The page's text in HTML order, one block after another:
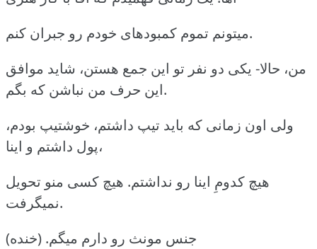
میتونم تموم کمبودهای خودم رو جبران کنم.
من، حالا- یکی دو نفر تو این جمع هستن، شاید موافق
این حرف من نباشن که بگم.
ولی اون زمانی که باید تیپ داشتم، خوشتیپ بودم،
پول داشتم و اینا،
هیچ کدومِ اینا رو نداشتم. هیچ کسی منو تحویل
نمیگرفت.
جنس مونث رو دارم میگم. (خنده)